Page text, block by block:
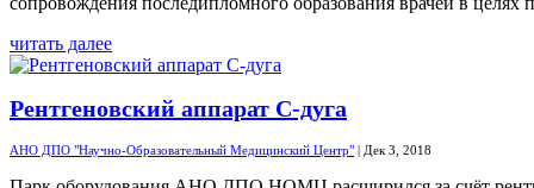
читать далее
Рентгеновский аппарат С-дуга
АНО ДПО "Научно-Образовательный Медицинский Центр" | Дек 3, 2018